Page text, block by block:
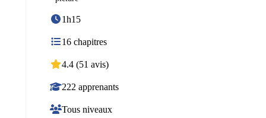
1h15
16 chapitres
4.4 (51 avis)
222 apprenants
Tous niveaux